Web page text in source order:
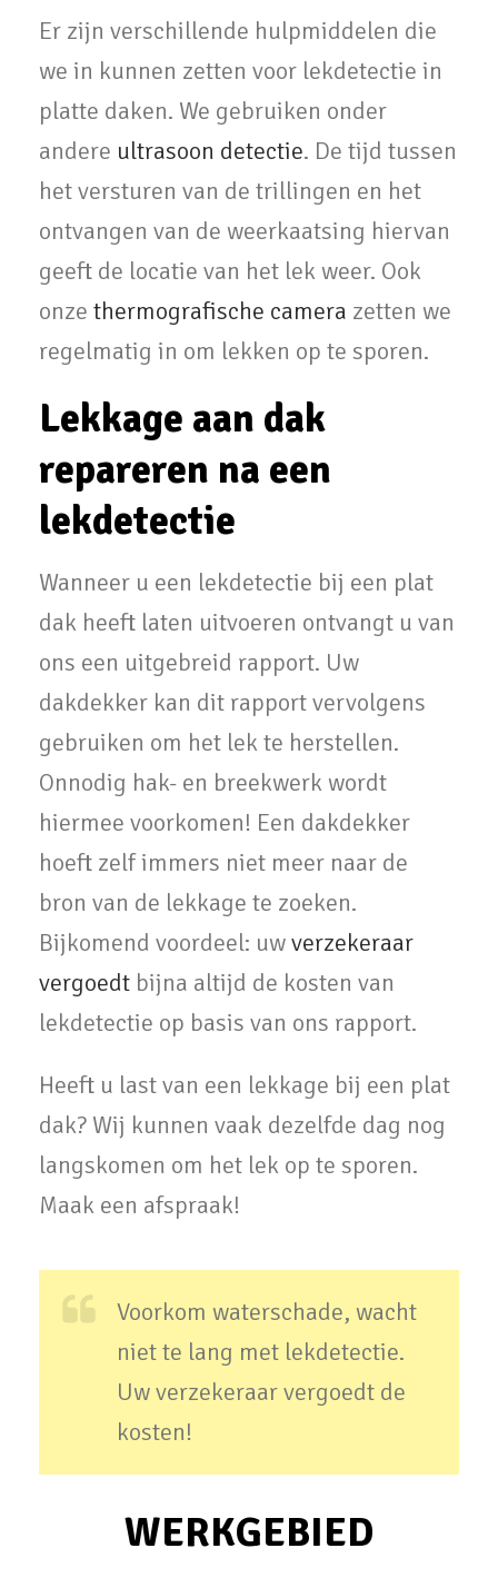
Er zijn verschillende hulpmiddelen die
we in kunnen zetten voor lekdetectie in
platte daken. We gebruiken onder
andere ultrasoon detectie. De tijd tussen
het versturen van de trillingen en het
ontvangen van de weerkaatsing hiervan
geeft de locatie van het lek weer. Ook
onze thermografische camera zetten we
regelmatig in om lekken op te sporen.
Lekkage aan dak
repareren na een
lekdetectie
Wanneer u een lekdetectie bij een plat
dak heeft laten uitvoeren ontvangt u van
ons een uitgebreid rapport. Uw
dakdekker kan dit rapport vervolgens
gebruiken om het lek te herstellen.
Onnodig hak- en breekwerk wordt
hiermee voorkomen! Een dakdekker
hoeft zelf immers niet meer naar de
bron van de lekkage te zoeken.
Bijkomend voordeel: uwverzekeraar
vergoedt bijna altijd de kosten van
lekdetectie op basis van ons rapport.
Heeft u last van een lekkage bij een plat
dak? Wij kunnen vaak dezelfde dag nog
langskomen om het lek op te sporen.
Maak een afspraak!
Voorkom waterschade, wacht
niet te lang met lekdetectie.
Uw verzekeraar vergoedt de
kosten!
WERKGEBIED